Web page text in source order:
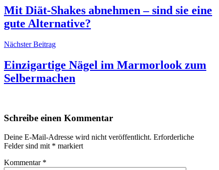
Mit Diät-Shakes abnehmen – sind sie eine
gute Alternative?
Nächster Beitrag
Einzigartige Nägel im Marmorlook zum
Selbermachen
Schreibe einen Kommentar
Deine E-Mail-Adresse wird nicht veröffentlicht. Erforderliche
Felder sind mit * markiert
Kommentar *